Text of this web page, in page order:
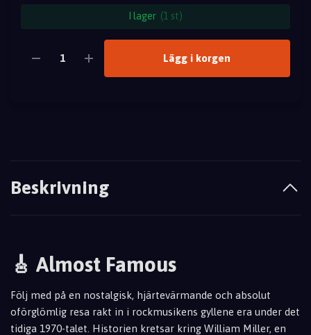
I lager (1 st)
Lägg i korgen
Beskrivning
🎸 Almost Famous
Följ med på en nostalgisk, hjärtevärmande och absolut
oförglömlig resa rakt in i rockmusikens gyllene era under det
tidiga 1970-talet. Historien kretsar kring William Miller, en